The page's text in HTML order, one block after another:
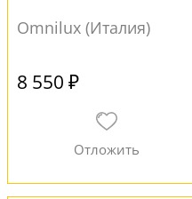
Omnilux (Италия)
8 550 ₽